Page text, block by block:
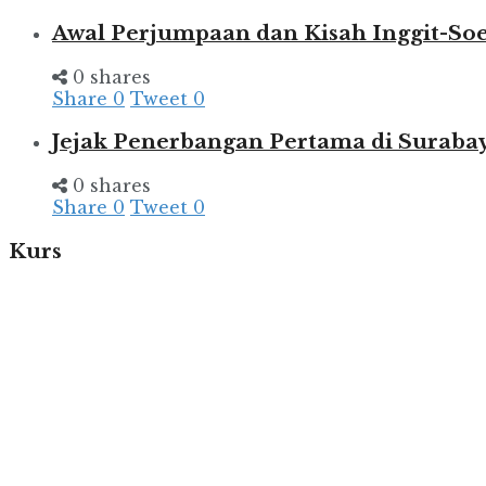
Awal Perjumpaan dan Kisah Inggit-
0 shares
Share 0 Tweet 0
Jejak Penerbangan Pertama di
0 shares
Share 0 Tweet 0
Kurs